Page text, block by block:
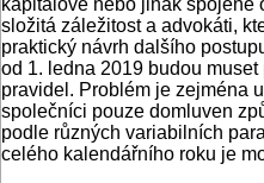
kapitálově nebo jinak spojené
složitá záležitost a advokáti,
praktický návrh dalšího
od 1. ledna 2019 budou
pravidel. Problém je zejména
společníci pouze domluven
podle různých variabilních
celého kalendářního roku je